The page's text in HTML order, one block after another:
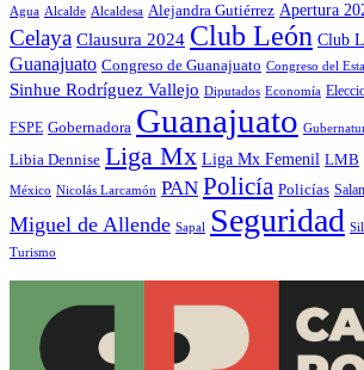
Agua Alcalde Alcaldesa Alejandra Gutiérrez Apertura
Celaya Clausura 2024 Club León Club
Guanajuato Congreso de Guanajuato Congreso del
Sinhue Rodríguez Vallejo Diputados Economía
FSPE Gobernadora Guanajuato
Libia Dennise Liga Mx Liga Mx Femenil LMB
México Nicolás Larcamón PAN Policía Policías
Miguel de Allende Sapal Seguridad
Turismo